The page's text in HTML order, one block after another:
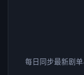
每日同步最新剧